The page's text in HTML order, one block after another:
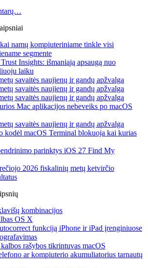
namų kompiuteriniame tinkle visi
segmente
Insights: išmaniąją apsaugą nuo
laiku
savaitės naujienų ir gandų apžvalga
savaitės naujienų ir gandų apžvalga
savaitės naujienų ir gandų apžvalga
Mac aplikacijos nebeveiks po macOS
savaitės naujienų ir gandų apžvalga
kodėl macOS Terminal blokuoja kai kurias
parinktys iOS 27 Find My
2026 fiskalinių metų ketvirčio
kombinacijos
OS X
funkciją iPhone ir iPad įrenginiuose
rašybos tikrintuvas macOS
ar kompiuterio akumuliatorius tarnautų